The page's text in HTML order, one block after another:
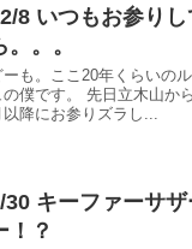
8 いつもお参り
。。。
ーも。ここ20年くらいの
の僕です。 先日立木山か
以降にお参りズラし...
30 キーファーサ
！？